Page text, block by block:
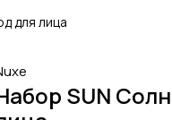
для лица
SUN